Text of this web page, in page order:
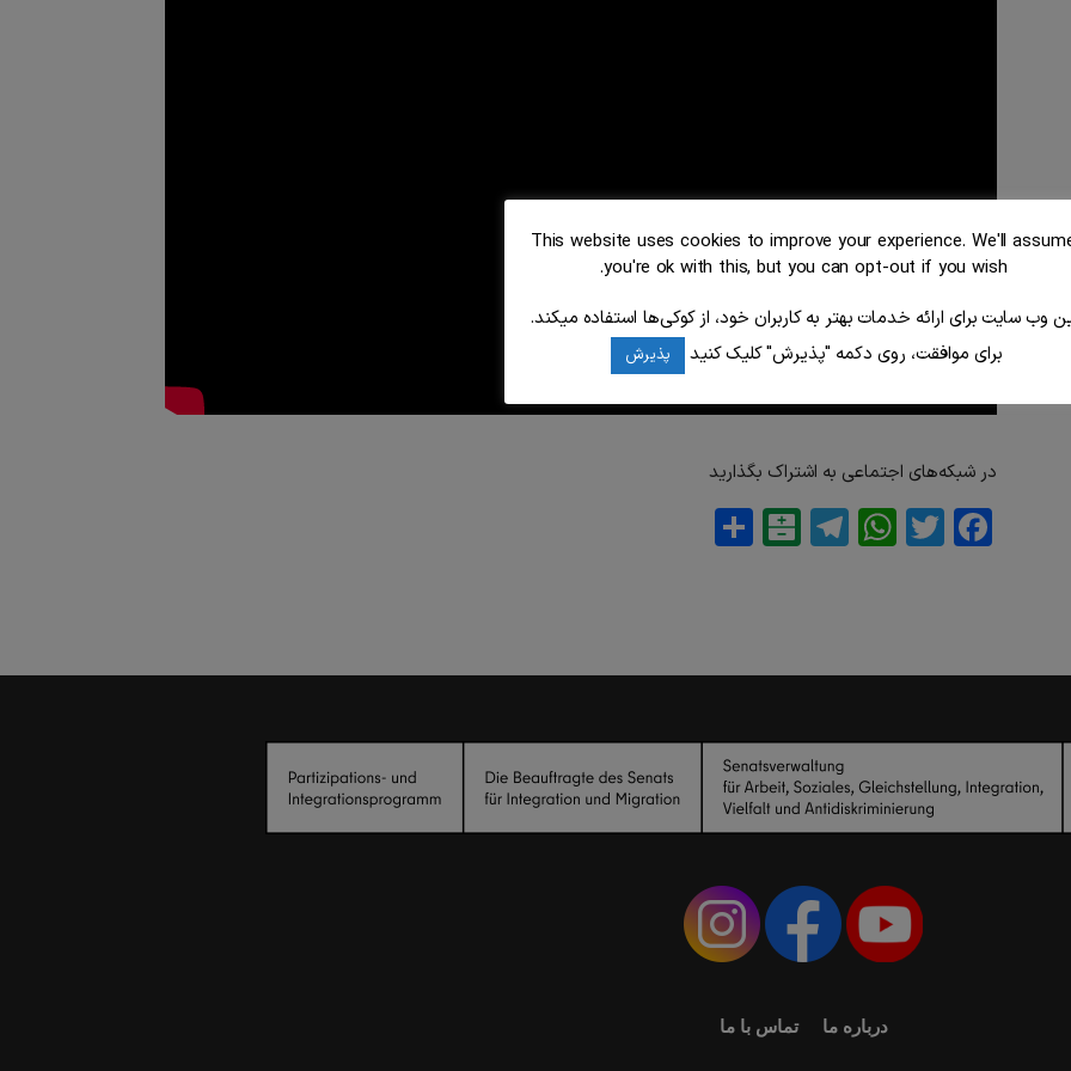
ایرانی
در
برلین
در شبکه‌های اجتماعی به اشتراک بگذارید
Facebook
Twitter
WhatsApp
Telegram
Balatarin
درباره ما تماس با ما
This website uses cookies to improve your experience. We'll
you're ok with this, but you can opt-out if you wish.
وب سایت برای ارائه خدمات بهتر به کاربران خود، از کوکی‌ها استفاده میکند.
برای موافقت، روی دکمه "پذیرش" کلیک کنید
پذیرش